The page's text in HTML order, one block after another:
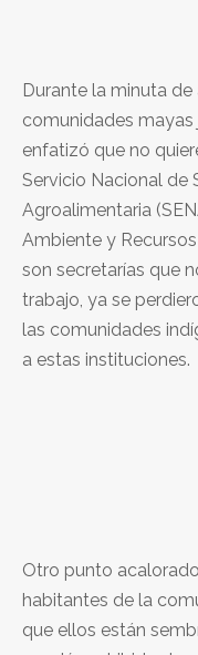
Durante la minuta de
comunidades mayas
enfatizó que no
Servicio Nacional de
Agroalimentaria
Ambiente y
son secretarías que
trabajo, ya se
las comunidades
a estas instituciones.
Otro punto
habitantes de la
que ellos están